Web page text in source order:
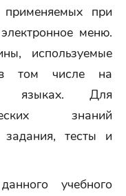
применяемых при
меню.
используемые
том числе на
языках. Для
знаний
задания, тесты и
учебного